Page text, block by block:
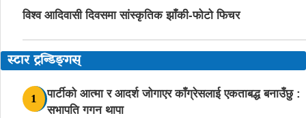
विश्व आदिवासी दिवसमा सांस्कृतिक झाँकी-फोटो फिचर
स्टार ट्रन्डिङ्गस्
1
पार्टीको आत्मा र आदर्श जोगाएर काँग्रेसलाई एकताबद्ध बनाउँछु :
सभापति गगन थापा